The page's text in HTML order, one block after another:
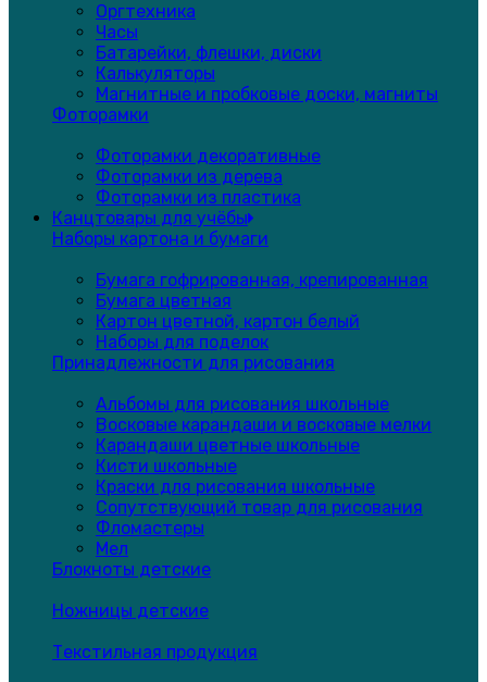
Оргтехника
Часы
Батарейки, флешки, диски
Калькуляторы
Магнитные и пробковые доски, магниты
Фоторамки
Фоторамки декоративные
Фоторамки из дерева
Фоторамки из пластика
Канцтовары для учёбы
Наборы картона и бумаги
Бумага гофрированная, крепированная
Бумага цветная
Картон цветной, картон белый
Наборы для поделок
Принадлежности для рисования
Альбомы для рисования школьные
Восковые карандаши и восковые мелки
Карандаши цветные школьные
Кисти школьные
Краски для рисования школьные
Сопутствующий товар для рисования
Фломастеры
Мел
Блокноты детские
Ножницы детские
Текстильная продукция